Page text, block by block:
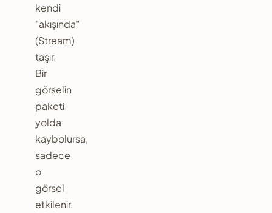
kendi
"akışında"
(Stream)
taşır.
Bir
görselin
paketi
yolda
kaybolursa,
sadece
o
görsel
etkilenir.